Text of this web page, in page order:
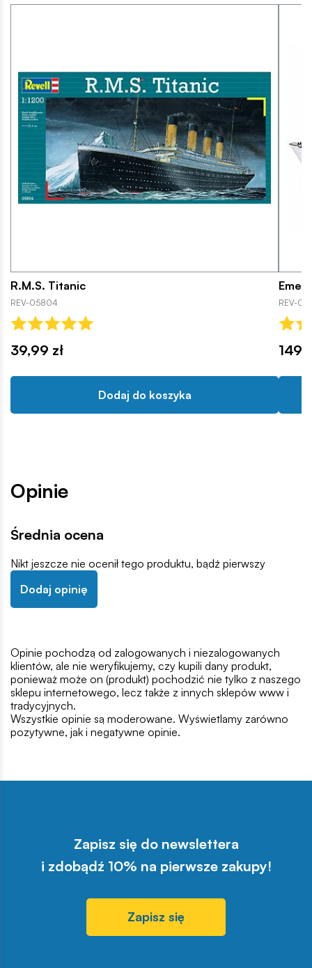
R.M.S. Titanic
REV-05804
39,99 zł
Dodaj do koszyka
REV-
Opinie
Średnia ocena
Nikt jeszcze nie ocenił tego produktu, bądź pierwszy
Dodaj opinię
Opinie pochodzą od zalogowanych i niezalogowanych
klientów, ale nie weryfikujemy, czy kupili dany produkt,
ponieważ może on (produkt) pochodzić nie tylko z naszego
sklepu internetowego, lecz także z innych sklepów www i
tradycyjnych.
Wszystkie opinie są moderowane. Wyświetlamy zarówno
pozytywne, jak i negatywne opinie.
Zapisz się do newslettera
i zdobądź 10% na pierwsze zakupy!
Zapisz się